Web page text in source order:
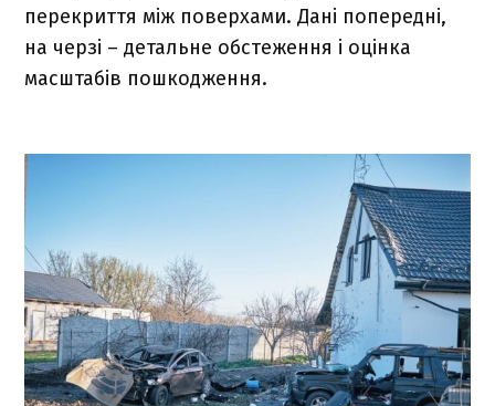
перекриття між поверхами. Дані попередні,
на черзі – детальне обстеження і оцінка
масштабів пошкодження.